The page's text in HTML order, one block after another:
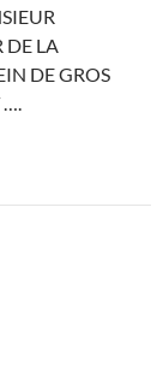
DE LA
DE GROS